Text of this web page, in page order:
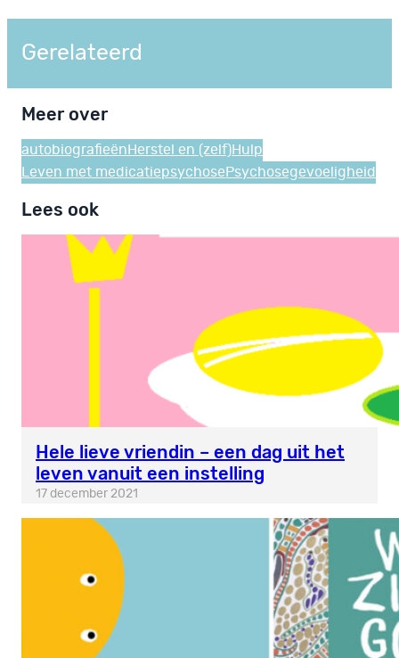
Gerelateerd
Meer over
autobiografieën Herstel en (zelf)Hulp
Leven met medicatiepsychose Psychosegevoeligheid
Lees ook
Hele lieve vriendin – een dag uit het
leven vanuit een instelling
17 december 2021